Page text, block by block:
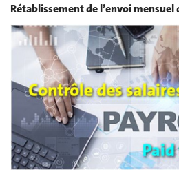
Rétablissement de l’envoi